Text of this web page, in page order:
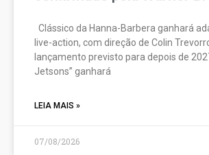
Clássico da Hanna-Barbera ganhará
live-action, com direção de Colin
lançamento previsto para depois de
Jetsons” ganhará
LEIA MAIS »
07/08/2026